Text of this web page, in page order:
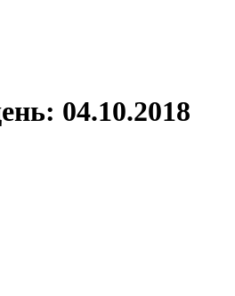
04.10.2018